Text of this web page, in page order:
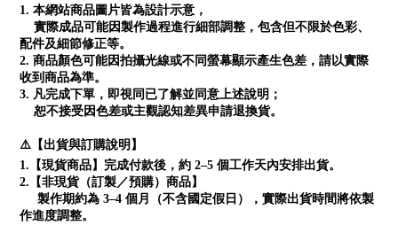
1. 本網站商品圖片皆為設計示意，
實際成品可能因製作過程進行細部調整，包含但不限於色彩、
配件及細節修正等。
2. 商品顏色可能因拍攝光線或不同螢幕顯示產生色差，請以實際
收到商品為準。
3. 凡完成下單，即視同已了解並同意上述說明；
恕不接受因色差或主觀認知差異申請退換貨。
⚠️【出貨與訂購說明】
1.【現貨商品】完成付款後，約 2–5 個工作天內安排出貨。
2.【非現貨（訂製／預購）商品】
製作期約為 3–4 個月（不含國定假日），實際出貨時間將依製
作進度調整。